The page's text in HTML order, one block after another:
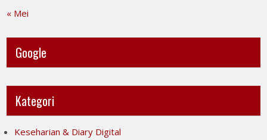
« Mei
Google
Kategori
Keseharian & Diary Digital